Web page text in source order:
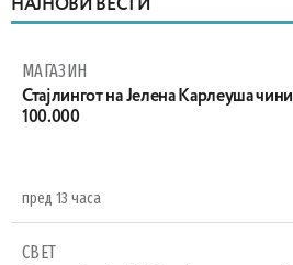
НАЈНОВИ ВЕСТИ
МАГАЗИН
Стајлингот на Јелена Карлеуша чини
100.000
пред 13 часа
СВЕТ